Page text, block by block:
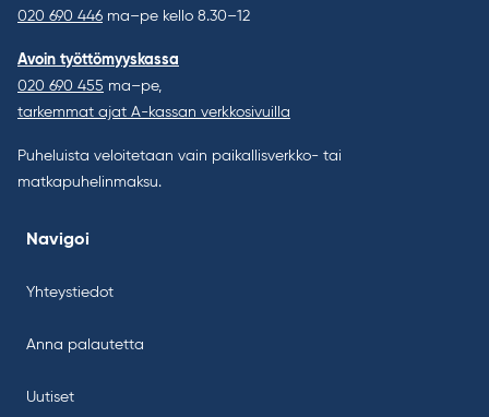
020 690 446 ma–pe kello 8.30–12
Avoin työttömyyskassa
020 690 455 ma–pe,
tarkemmat ajat A-kassan verkkosivuilla
Puheluista veloitetaan vain paikallisverkko- tai
matkapuhelinmaksu.
Navigoi
Yhteystiedot
Anna palautetta
Uutiset